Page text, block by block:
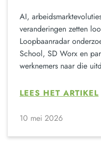
AI,
veranderingen zetten
Loopbaanradar
School, SD Worx en
werknemers naar die
LEES HET ARTIKEL
10 mei 2026